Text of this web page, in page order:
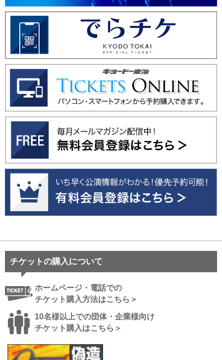
チケットの購入について
ホームページ・電話での
チケット購入方法はこちら＞
10名様以上での団体・企業様向け
チケット購入はこちら＞